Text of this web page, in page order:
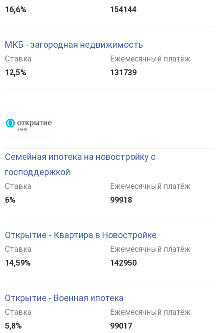
16,6%
154144
МКБ - загородная недвижимость
Ставка
12,5%
Ежемесячный платёж
131739
Семейная ипотека на новостройку с
господдержкой
Ставка
6%
Ежемесячный платёж
99918
Открытие - Квартира в Новостройке
Ставка
14,59%
Ежемесячный платёж
142950
Открытие - Военная ипотека
Ставка
5,8%
Ежемесячный платёж
99017